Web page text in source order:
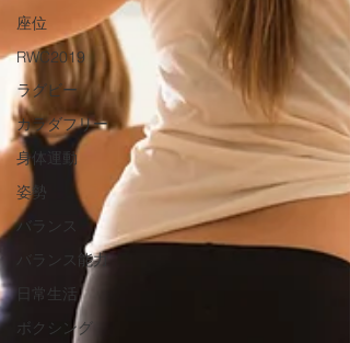
座位
RWC2019
ラグビー
カラダフリー
身体運動
姿勢
バランス
バランス能力
日常生活
ボクシング